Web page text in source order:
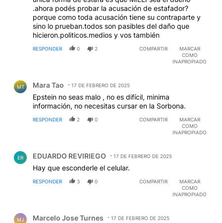
.ahora podés probar la acusación de estafador?
porque como toda acusación tiene su contraparte y
sino lo prueban.todos son pasibles del daño que
hicieron.politicos.medios y vos también
RESPONDER 0 2 COMPARTIR
MARCAR
COMO
INAPROPIADO
MT Mara Tao 17 DE FEBRERO DE 2025
Epstein no seas malo , no es difícil, minima
información, no necesitas cursar en la Sorbona.
RESPONDER 2 0 COMPARTIR
MARCAR
COMO
INAPROPIADO
ER EDUARDO REVIRIEGO 17 DE FEBRERO DE 2025
Hay que esconderle el celular.
RESPONDER 3 0 COMPARTIR
MARCAR
COMO
INAPROPIADO
MJ Marcelo Jose Turnes 17 DE FEBRERO DE 2025